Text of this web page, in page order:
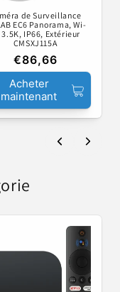
de Surveillance
EC6 Panorama, Wi-
3.5K, IP66, Extérieur
CMSXJ115A
€86,66
Acheter
maintenant